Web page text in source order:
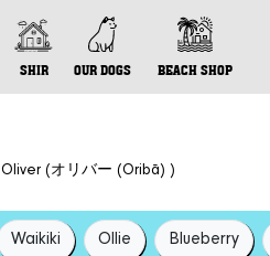
SHIR OUR DOGS BEACH SHOP
Oliver (オリバー (Oribā) )
Waikiki Ollie Blueberry